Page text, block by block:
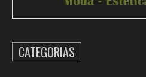
CATEGORIAS